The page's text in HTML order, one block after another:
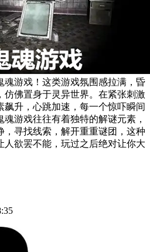
魂游戏！这类游戏氛围感拉满，昏
仿佛置身于灵异世界。在紧张刺激
飙升，心跳加速，每一个惊吓瞬间
游戏往往有着独特的解谜元素，
，寻找线索，解开重重谜团，这种
人欲罢不能，玩过之后绝对让你大